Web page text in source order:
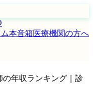
本音箱医療機関の方へ
の年収ランキング｜診